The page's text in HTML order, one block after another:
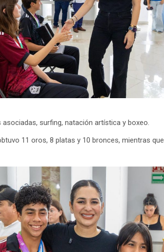
surfing, natación artística y boxeo.
11 oros, 8 platas y 10 bronces, mientras que